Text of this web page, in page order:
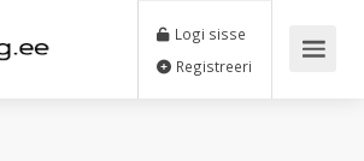
Logi sisse
Registreeri